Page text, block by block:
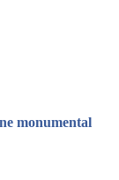
monumental